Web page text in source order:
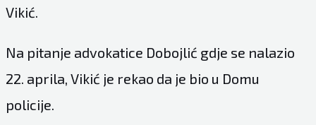
Vikić.
Na pitanje advokatice Dobojlić gdje se nalazio
22. aprila, Vikić je rekao da je bio u Domu
policije.